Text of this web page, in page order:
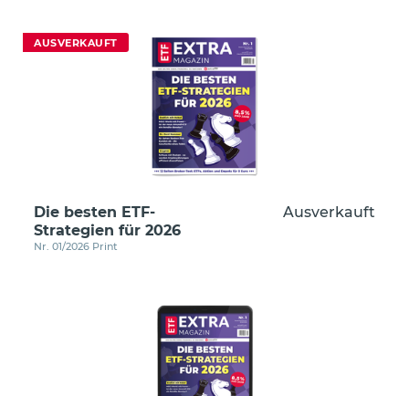
AUSVERKAUFT
Die besten ETF-
Strategien für 2026
Nr. 01/2026 Print
Ausverkauft